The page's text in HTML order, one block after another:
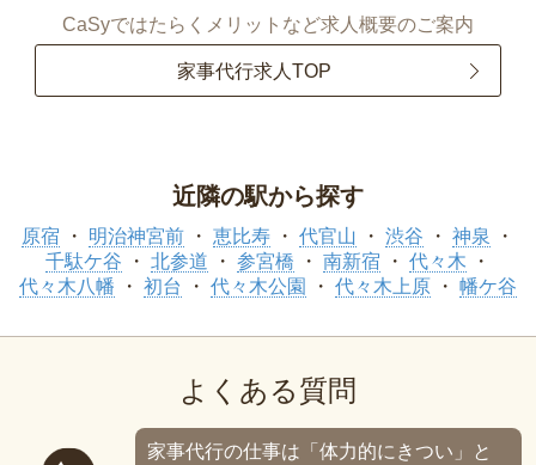
CaSyではたらくメリットなど求人概要のご案内
家事代行求人TOP
近隣の駅から探す
原宿 明治神宮前 恵比寿 代官山 渋谷
神泉
千駄ケ谷
北参道 参宮橋 南新宿
代々木
代々木八幡
初台 代々木公園 代々木上原 幡ケ谷
よくある質問
家事代行の仕事は「体力的にきつい」と